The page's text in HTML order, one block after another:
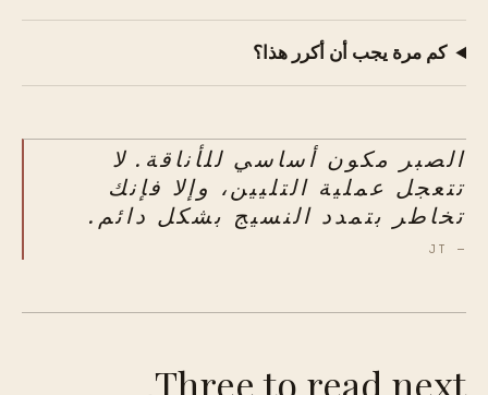
كم مرة يجب أن أكرر هذا؟
الصبر مكون أساسي للأناقة. لا
تتعجل عملية التليين، وإلا فإنك
تخاطر بتمدد النسيج بشكل دائم.
— JT
Three to read next.